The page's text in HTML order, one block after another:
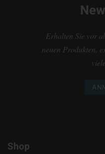
Erhalten Sie vor
neuen Produkten,
Shop